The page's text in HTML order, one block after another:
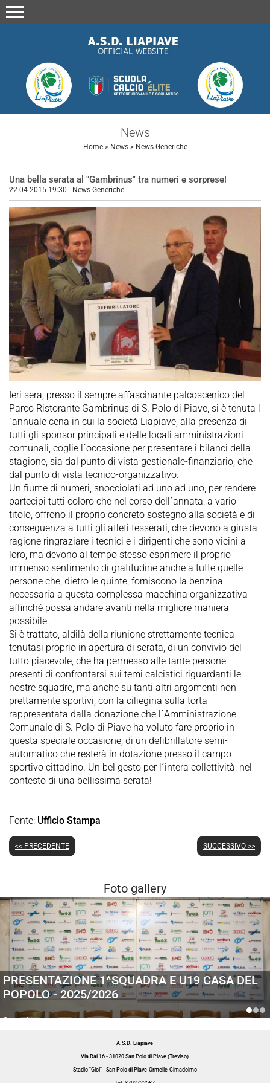
menu
News
Home> News> News Generiche
Una bella serata al "Gambrinus" tra numeri e sorprese!
22-04-2015 19:30 - News Generiche
Ieri sera, presso il sempre affascinante palcoscenico del
Parco Ristorante Gambrinus di S. Polo di Piave, si è tenuta l
´annuale cena in cui la società Liapiave, alla presenza di
tutti gli sponsor principali e delle locali amministrazioni
comunali, coglie l´occasione per presentare i bilanci della
stagione, sia dal punto di vista gestionale-finanziario, che
dal punto di vista tecnico-organizzativo.
Un fiume di numeri, snocciolati ad uno ad uno, per rendere
partecipi tutti coloro che nel corso dell´annata, a vario
titolo, offrono il proprio concreto sostegno alla società e di
conseguenza a tutti gli atleti tesserati, che devono a giusta
ragione ringraziare i tecnici e i dirigenti che sono vicini a
loro, ma devono al tempo stesso esprimere il proprio
immenso sentimento di gratitudine anche a tutte quelle
persone che, dietro le quinte, forniscono la benzina
necessaria a questa complessa macchina organizzativa
affinché possa andare avanti nella migliore maniera
possibile.
Si è trattato, aldilà della riunione strettamente tecnica
tenutasi proprio in apertura di serata, di un convivio del
tutto piacevole, che ha permesso alle tante persone
presenti di confrontarsi sui temi calcistici riguardanti le
nostre squadre, ma anche su tanti altri argomenti non
prettamente sportivi, con la ciliegina sulla torta
rappresentata dalla donazione che l´Amministrazione
Comunale di S. Polo di Piave ha voluto fare proprio in
questa speciale occasione, di un defibrillatore semi-
automatico che resterà in dotazione presso il campo
sportivo cittadino. Un bel gesto per l´intera collettività, nel
contesto di una bellissima serata!
Fonte: Ufficio Stampa
<< PRECEDENTE SUCCESSIVO >>
Foto gallery
PRESENTAZIONE 1^SQUADRA E U19 CASA DEL
POPOLO - 2025/2026
Generiche
A.S.D. Liapiave
Via Rai 16 - 31020 San Polo di Piave (Treviso)
Stadio "Giol" - San Polo di Piave-Ormelle-Cimadolmo